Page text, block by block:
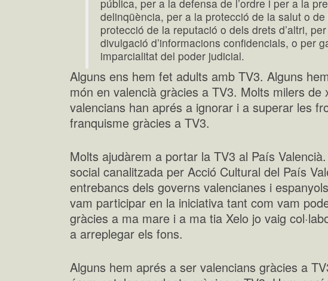
pública, per a la defensa de l’ordre i per a la
delinqüència, per a la protecció de la salut o
protecció de la reputació o dels drets d’altri,
divulgació d’informacions confidencials, o per
imparcialitat del poder judicial.
Alguns ens hem fet adults amb TV3. Alguns
món en valencià gràcies a TV3. Molts milers de
valencians han aprés a ignorar i a superar les
franquisme gràcies a TV3.
Molts ajudàrem a portar la TV3 al País
social canalitzada per Acció Cultural del País
entrebancs dels governs valencianes i
vam participar en la iniciativa tant com vam
gràcies a ma mare i a ma tia Xelo jo vaig
a arreplegar els fons.
Alguns hem aprés a ser valencians gràcies a